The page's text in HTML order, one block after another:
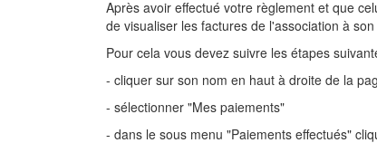
Après avoir effectué votre règlement et que
de visualiser les factures de l'association à
Pour cela vous devez suivre les étapes
- cliquer sur son nom en haut à droite de la
- sélectionner "Mes paiements"
- dans le sous menu "Paiements effectués"